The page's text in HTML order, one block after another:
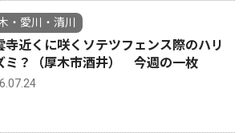
・愛川・清川
寺近くに咲くソテツフェンス際のハリ
ミ？（厚木市酒井） 今週の一枚